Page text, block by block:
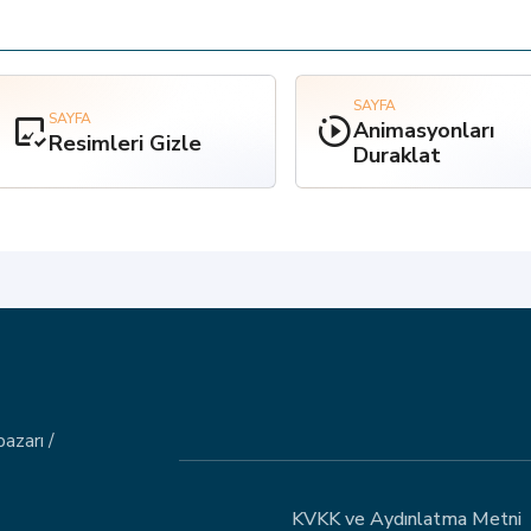
SAYFA
Resimleri Gizle
SAYFA
Animasyonları
Duraklat
/
KVKK ve Aydınlatma Metni